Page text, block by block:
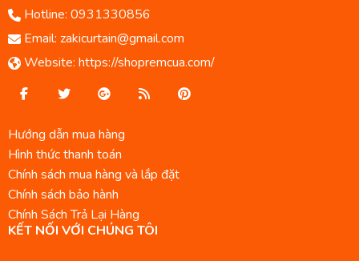
Hotline: 0931330856
Email: zakicurtain@gmail.com
Website: https://shopremcua.com/
Hướng dẫn mua hàng
Hình thức thanh toán
Chính sách mua hàng và lắp đặt
Chính sách bảo hành
Chính Sách Trả Lại Hàng
KẾT NỐI VỚI CHÚNG TÔI